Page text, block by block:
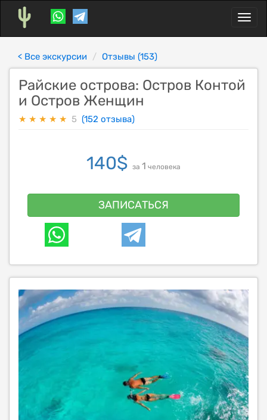
Toggle
< Все экскурсии Отзывы (153)
Райские острова: Остров Контой
и Остров Женщин
★ ★ ★ ★ ★ 5 (152 отзыва)
140$ за 1 человека
ЗАПИСАТЬСЯ